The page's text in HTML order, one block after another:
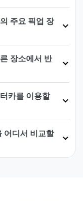
주요 픽업 장
장소에서 반
카를 이용할
어디서 비교할